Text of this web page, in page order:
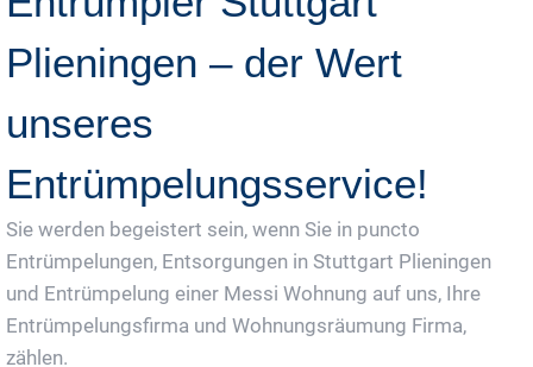
Plieningen – der Wert
unseres
Entrümpelungsservice!
Sie werden begeistert sein, wenn Sie in puncto
Entrümpelungen, Entsorgungen in Stuttgart Plieningen
und Entrümpelung einer Messi Wohnung auf uns, Ihre
Entrümpelungsfirma und Wohnungsräumung Firma,
zählen.